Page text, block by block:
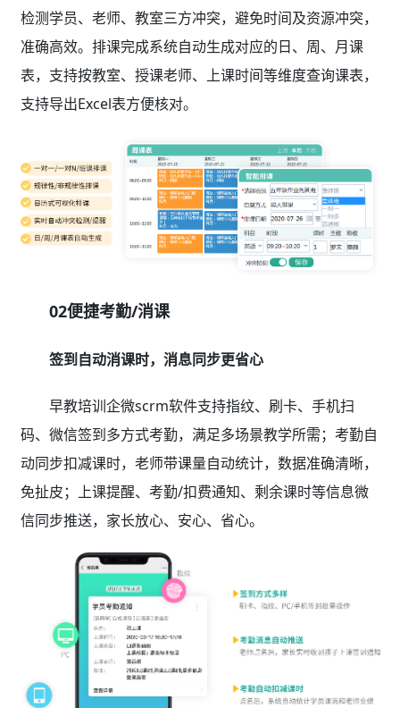
检测学员、老师、教室三方冲突，避免时间及资源冲突，
准确高效。排课完成系统自动生成对应的日、周、月课
表，支持按教室、授课老师、上课时间等维度查询课表，
支持导出Excel表方便核对。
02便捷考勤/消课
签到自动消课时，消息同步更省心
早教培训企微scrm软件支持指纹、刷卡、手机扫
码、微信签到多方式考勤，满足多场景教学所需；考勤自
动同步扣减课时，老师带课量自动统计，数据准确清晰，
免扯皮；上课提醒、考勤/扣费通知、剩余课时等信息微
信同步推送，家长放心、安心、省心。